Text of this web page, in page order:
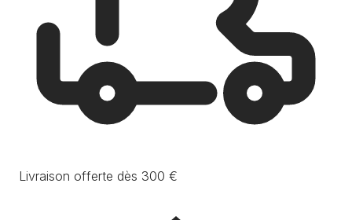
Livraison offerte dès 300 €